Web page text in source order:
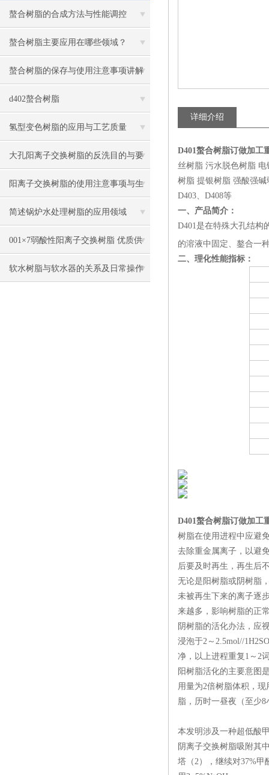
螯合树脂的合成方法与性能调控
螯合树脂主要应用在哪些领域？
螯合树脂的保存与使用注意事项讲解
d402螯合树脂
氢型变色树脂的应用与工艺质量
大孔阳离子交换树脂的反洗目的与要
点
阳离子交换树脂的使用注意事项与生
产过程
简述锅炉水处理树脂的应用领域
001×7弱酸性阳离子交换树脂 优质供
货
软水树脂与软水器的关系及日常操作
详细介绍
D401螯合树脂订做加工
丝树脂 污水脱色树脂
树脂 提银树脂 强酸强碱
D403、D408等
一、产品简介：
D401是在特殊大孔结构
的溶液中固定、鏊合一
二、理化性能指标：
D401螯合树脂订做加工
树脂在使用进程中应避
去除重金属离子，以避
后要及时再生，再生后
无论是阳树脂或阴树脂
未被再生下来的离子逐
来越多，影响树脂的正
阴树脂的活化办法，应
浸泡于2～2.5mol//
净，以上进程重复1～2
阳树脂活化的主要意图
用量为2倍树脂体积，
脂，历时一昼夜（至少
本发明涉及一种超低酸
阴离子交换树脂吸附其
塔（2），继续对37%